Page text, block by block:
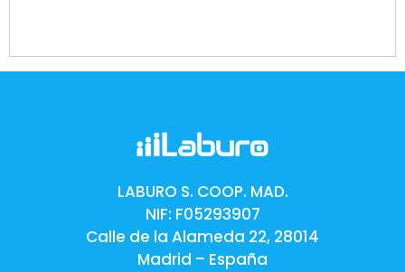
LABURO S. COOP. MAD.
NIF: F05293907
Calle de la Alameda 22, 28014
Madrid – España